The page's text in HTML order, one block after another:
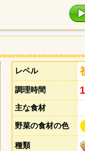
レベル
調理時間
主な食材
野菜の食材の色
種類